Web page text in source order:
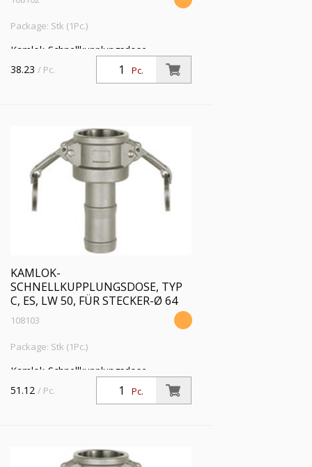
Package: Stk (1Pc.)
Kamlok-Schnellkupplungsdose,
Schlauchstutzen, Typ C, ES 1.4401, LW
38, für Stecker-Ø 54 mm, PN max. 16
Pc.
38.23 / Pc.
KAMLOK-
SCHNELLKUPPLUNGSDOSE, TYP
C, ES, LW 50, FÜR STECKER-Ø 64
108103
Package: Stk (1Pc.)
Kamlok-Schnellkupplungsdose,
Schlauchstutzen, Typ C, ES 1.4401, LW
50, für Stecker-Ø 64 mm, PN max. 16
Pc.
51.12 / Pc.